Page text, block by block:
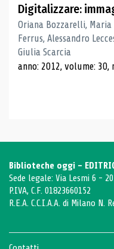
Digitalizzare:
Oriana Bozzarelli, Maria
Ferrus, Alessandro
Giulia Scarcia
anno: 2012, volume: 30,
Biblioteche oggi -
Sede legale: Via Lesmi 6 -
P.IVA, C.F. 01823660152
R.E.A. C.C.I.A.A. di Milano N.